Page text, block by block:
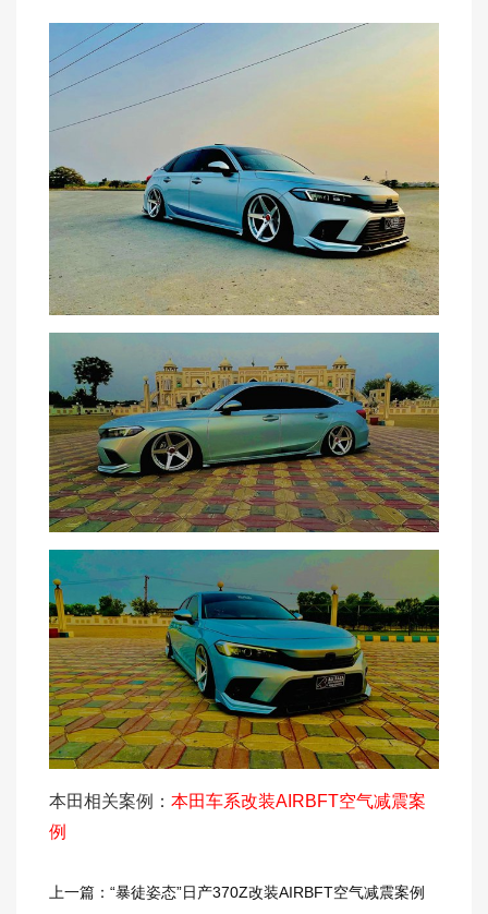
本田相关案例： 本田车系改装AIRBFT空气减震案
例
上一篇：“暴徒姿态”日产370Z改装AIRBFT空气减震案例